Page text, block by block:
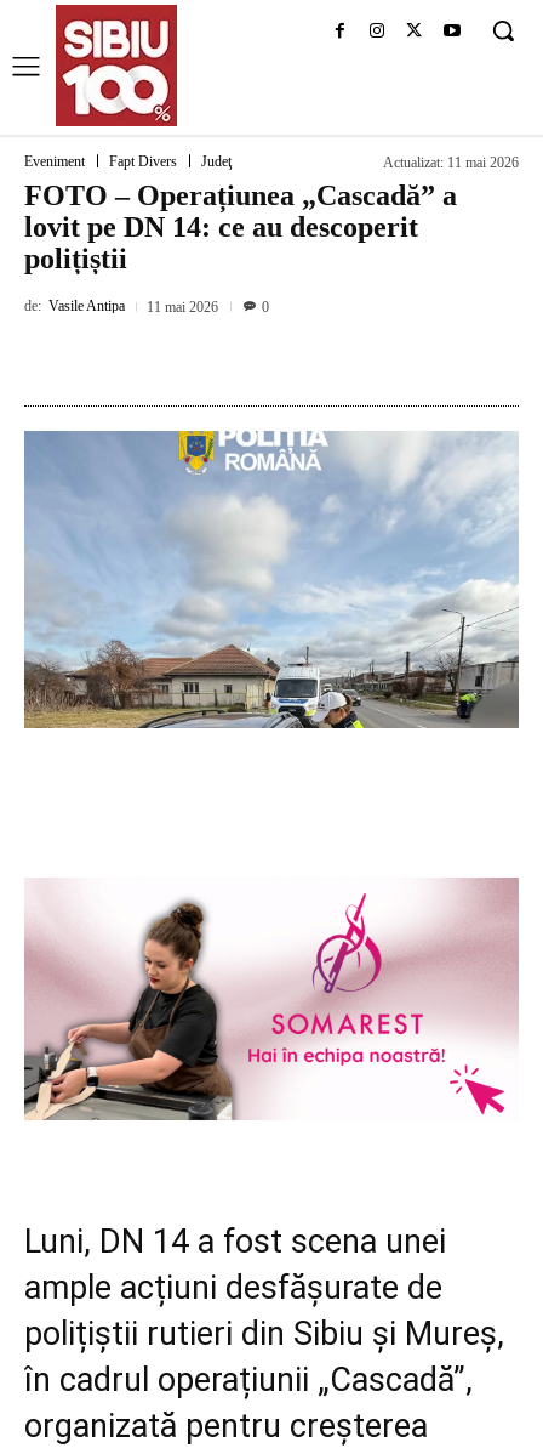
Eveniment Fapt Divers Judeţ Actualizat: 11 mai 2026
FOTO – Operațiunea „Cascadă” a
lovit pe DN 14: ce au descoperit
polițiștii
de: Vasile Antipa 11 mai 2026 0
Luni, DN 14 a fost scena unei
ample acțiuni desfășurate de
polițiștii rutieri din Sibiu și Mureș,
în cadrul operațiunii „Cascadă”,
organizată pentru creșterea